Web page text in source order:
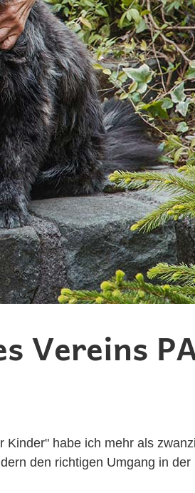
Vereins
habe ich mehr als
den richtigen Umgang in der